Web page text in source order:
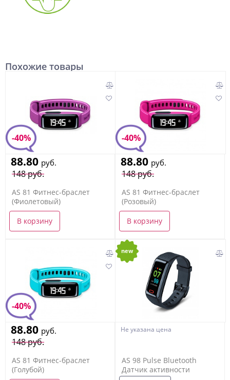
Похожие товары
-40%
148 руб.
88.80 руб.
AS 81 Фитнес-браслет
(Фиолетовый)
В корзину
-40%
148 руб.
88.80 руб.
AS 81 Фитнес-браслет
(Розовый)
В корзину
-40%
148 руб.
88.80 руб.
AS 81 Фитнес-браслет
(Голубой)
new
Не указана цена
AS 98 Pulse Bluetooth
Датчик активности